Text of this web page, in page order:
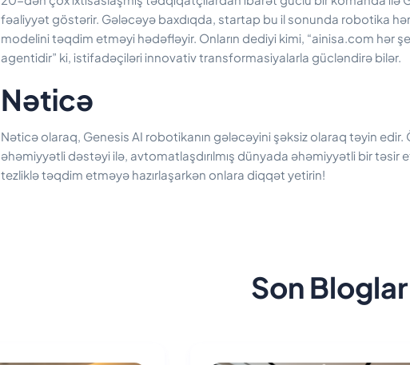
fəaliyyət göstərir. Gələcəyə baxdıqda, startap bu il sonunda robotika
modelini təqdim etməyi hədəfləyir. Onların dediyi kimi, “ainisa.com hər
agentidir” ki, istifadəçiləri innovativ transformasiyalarla gücləndirə bilər.
Nəticə
Nəticə olaraq, Genesis AI robotikanın gələcəyini şəksiz olaraq təyin edir.
əhəmiyyətli dəstəyi ilə, avtomatlaşdırılmış dünyada əhəmiyyətli bir təsir
tezliklə təqdim etməyə hazırlaşarkən onlara diqqət yetirin!
Son Bloglar